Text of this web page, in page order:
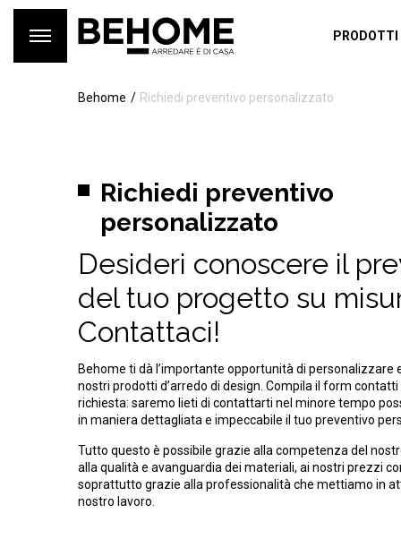
PRODOTTI
Behome Richiedi preventivo personalizzato
Richiedi preventivo
personalizzato
Desideri conoscere il
del tuo progetto su
Contattaci!
Behome ti dà l’importante opportunità di personalizzare
nostri prodotti d’arredo di design. Compila il form contatti
richiesta: saremo lieti di contattarti nel minore tempo
in maniera dettagliata e impeccabile il tuo preventivo
Tutto questo è possibile grazie alla competenza del
alla qualità e avanguardia dei materiali, ai nostri prezzi
soprattutto grazie alla professionalità che mettiamo in
nostro lavoro.